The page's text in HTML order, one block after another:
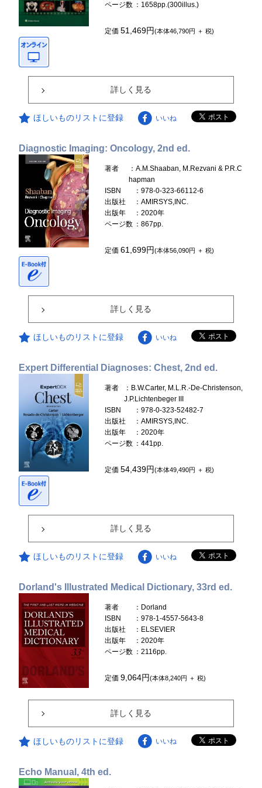
ページ数 ：1658pp.(300illus.)
定価51,469円(本体46,790円 ＋ 税)
詳しく見る
ほしいものリストに登録 いいね
Diagnostic Imaging: Oncology, 2nd ed.
著者
：A.M.Shaaban, M.Rezvani & P.R.C
hapman
ISBN
：978-0-323-66112-6
出版社
：AMIRSYS,INC.
出版年
：2020年
ページ数 ：867pp.
定価61,699円(本体56,090円 ＋ 税)
詳しく見る
ほしいものリストに登録 いいね
Expert Differential Diagnoses: Chest, 2nd ed.
著者
：B.W.Carter, M.L.R.-De-Christenson,
J.P.Lichtenbeger III
ISBN
：978-0-323-52482-7
出版社
：AMIRSYS,INC.
出版年
：2020年
ページ数 ：441pp.
定価54,439円(本体49,490円 ＋ 税)
詳しく見る
ほしいものリストに登録 いいね
Dorland's Illustrated Medical Dictionary, 33rd ed.
著者
：Dorland
ISBN
：978-1-4557-5643-8
出版社
：ELSEVIER
出版年
：2020年
ページ数 ：2116pp.
定価9,064円(本体8,240円 ＋ 税)
詳しく見る
ほしいものリストに登録 いいね
Echo Manual, 4th ed.